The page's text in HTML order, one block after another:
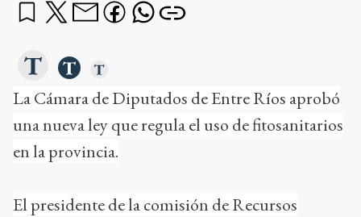
La Cámara de Diputados de Entre Ríos aprobó
una nueva ley que regula el uso de fitosanitarios
en la provincia.
El presidente de la comisión de Recursos